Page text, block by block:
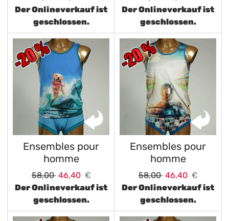
Der Onlineverkauf ist
geschlossen.
Der Onlineverkauf ist
geschlossen.
Ensembles pour
homme
58,00 46,40 €
Der Onlineverkauf ist
geschlossen.
Ensembles pour
homme
58,00 46,40 €
Der Onlineverkauf ist
geschlossen.